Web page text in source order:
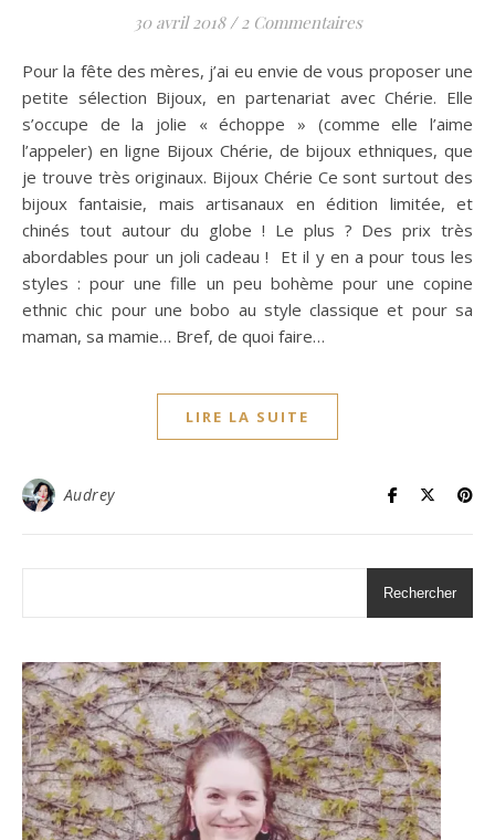
30 avril 2018 / 2 Commentaires
Pour la fête des mères, j’ai eu envie de vous proposer une
petite sélection Bijoux, en partenariat avec Chérie. Elle
s’occupe de la jolie « échoppe » (comme elle l’aime
l’appeler) en ligne Bijoux Chérie, de bijoux ethniques, que
je trouve très originaux. Bijoux Chérie Ce sont surtout des
bijoux fantaisie, mais artisanaux en édition limitée, et
chinés tout autour du globe ! Le plus ? Des prix très
abordables pour un joli cadeau ! Et il y en a pour tous les
styles : pour une fille un peu bohème pour une copine
ethnic chic pour une bobo au style classique et pour sa
maman, sa mamie… Bref, de quoi faire…
LIRE LA SUITE
Audrey
Rechercher